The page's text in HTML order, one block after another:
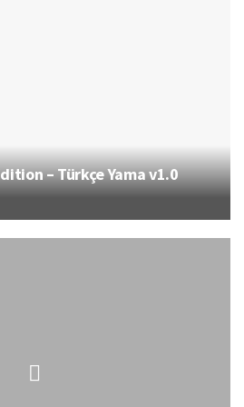
– Türkçe Yama v1.0